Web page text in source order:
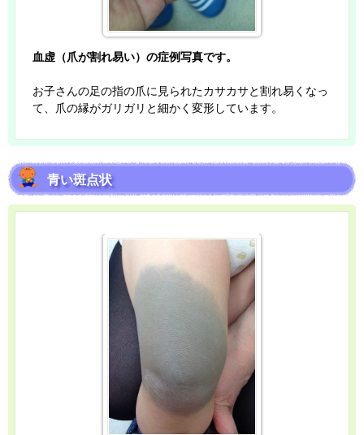
血虚（爪が割れ易い）の症例写真です。
お子さんの足の指の爪に見られたカサカサと割れ易くなっ
て、爪の縁がガリガリと細かく変形しています。
青い斑点状